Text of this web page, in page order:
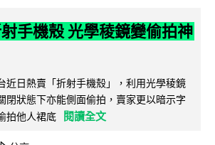
手機殼 光學稜鏡變偷拍神
近日熱賣「折射手機殼」，利用光學稜鏡
閉狀態下亦能側面偷拍，賣家更以暗示字
拍他人裙底
閱讀全文